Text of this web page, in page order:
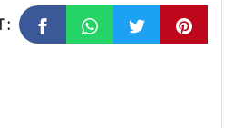
: